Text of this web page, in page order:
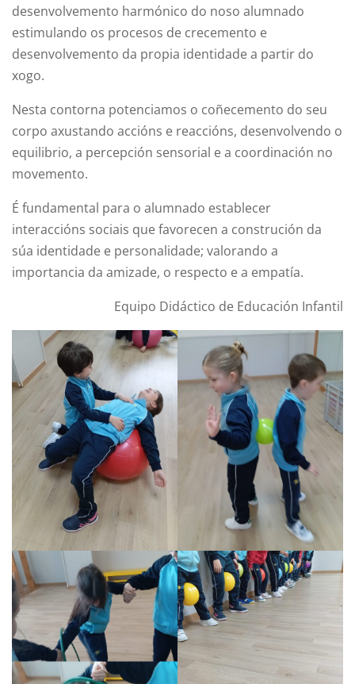
desenvolvemento harmónico do noso alumnado
estimulando os procesos de crecemento e
desenvolvemento da propia identidade a partir do
xogo.
Nesta contorna potenciamos o coñecemento do seu
corpo axustando accións e reaccións, desenvolvendo o
equilibrio, a percepción sensorial e a coordinación no
movemento.
É fundamental para o alumnado establecer
interaccións sociais que favorecen a construción da
súa identidade e personalidade; valorando a
importancia da amizade, o respecto e a empatía.
Equipo Didáctico de Educación Infantil